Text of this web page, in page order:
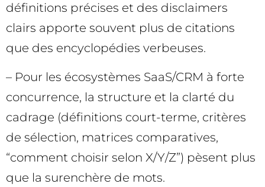
définitions précises et des disclaimers
clairs apporte souvent plus de citations
que des encyclopédies verbeuses.
– Pour les écosystèmes SaaS/CRM à forte
concurrence, la structure et la clarté du
cadrage (définitions court-terme, critères
de sélection, matrices comparatives,
“comment choisir selon X/Y/Z”) pèsent plus
que la surenchère de mots.